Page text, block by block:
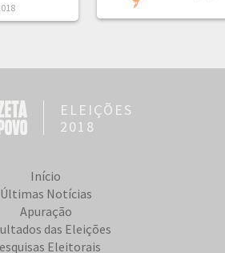
ELEIÇÕES
2018
Início
Últimas Notícias
Apuração
das Eleições
Eleitorais